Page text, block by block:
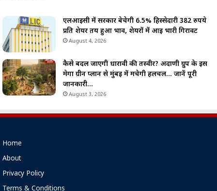
एलआईसी में सरकार बेचेगी 6.5% हिस्सेदारी 382 रुपये
प्रति शेयर तय हुआ भाव, शेयरों में आई भारी गिरावट
August 4, 2026
कैसे बदल जाएगी धारावी की तस्वीर? अदाणी ग्रुप के इस
मेगा ग्रीन प्लान से मुंबई में मचेगी हलचल… जानें पूरी
जानकारी…
August 3, 2026
Home
About
Privacy Policy
Terms & Conditions